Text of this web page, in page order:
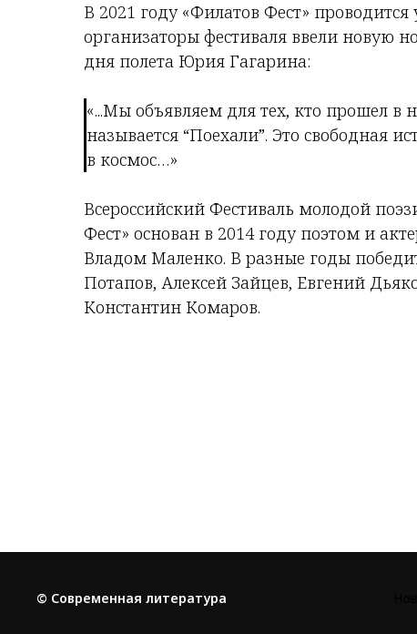
В 2021 году «Филатов Фест»
организаторы фестиваля ввели новую
дня полета Юрия Гагарина:
«...Мы объявляем для тех, кто прошел
называется “Поехали”. Это свободная
в космос…»
Всероссийский Фестиваль молодой
Фест» основан в 2014 году поэтом и
Владом Маленко. В разные годы
Потапов, Алексей Зайцев, Евгений
Константин Комаров.
© Современная литература